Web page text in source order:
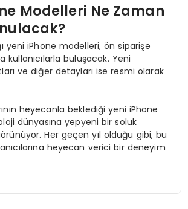
Modelleri Ne Zaman
yeni iPhone modelleri, ön siparişe
kullanıcılarla buluşacak. Yeni
ve diğer detayları ise resmi olarak
heyecanla beklediği yeni iPhone
dünyasına yepyeni bir soluk
Her geçen yıl olduğu gibi, bu
heyecan verici bir deneyim